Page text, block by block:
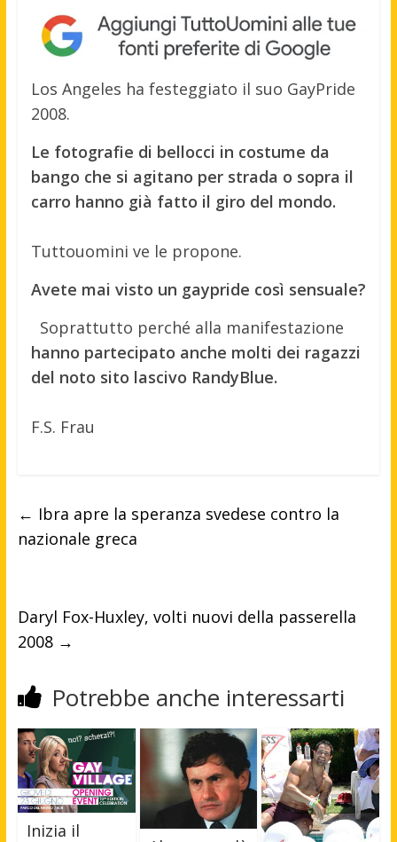
Los Angeles ha festeggiato il suo GayPride
2008.
Le fotografie di bellocci in costume da
bango che si agitano per strada o sopra il
carro hanno già fatto il giro del mondo.
Tuttouomini ve le propone.
Avete mai visto un gaypride così sensuale?
Soprattutto perché alla manifestazione
hanno partecipato anche molti dei ragazzi
del noto sito lascivo RandyBlue.
F.S. Frau
← Ibra apre la speranza svedese contro la
nazionale greca
Daryl Fox-Huxley, volti nuovi della passerella
2008 →
Potrebbe anche interessarti
Inizia il